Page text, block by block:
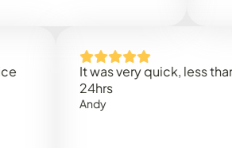
It was very quick, less than